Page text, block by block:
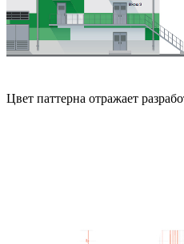
Цвет паттерна отражает